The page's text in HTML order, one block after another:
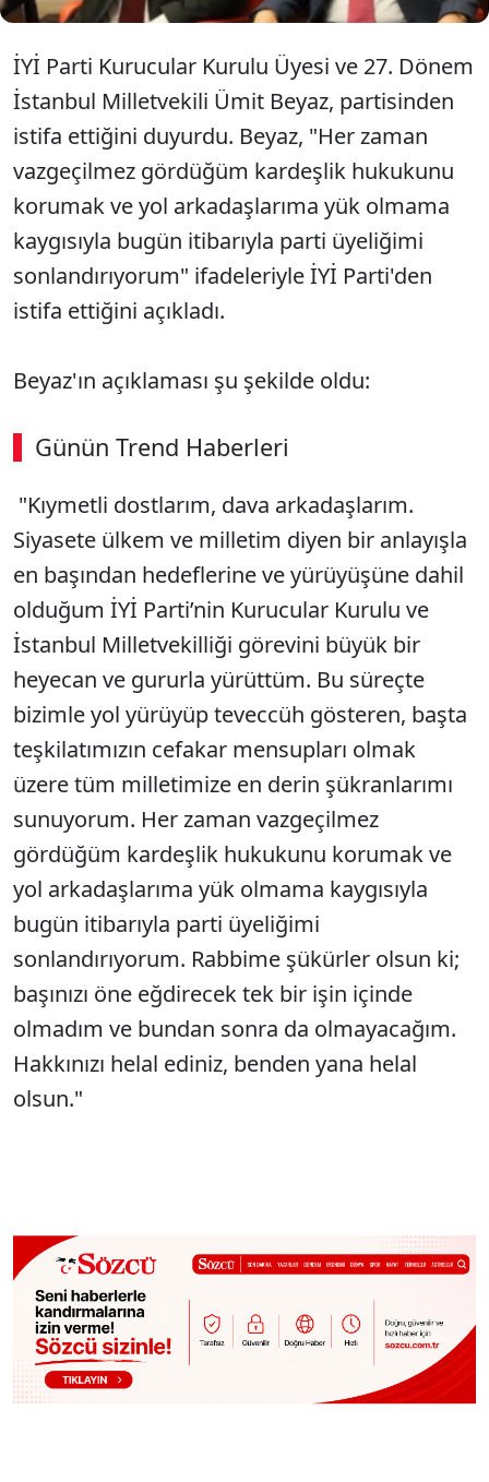
İYİ Parti Kurucular Kurulu Üyesi ve 27. Dönem
İstanbul Milletvekili Ümit Beyaz, partisinden
istifa ettiğini duyurdu. Beyaz, "Her zaman
vazgeçilmez gördüğüm kardeşlik hukukunu
korumak ve yol arkadaşlarıma yük olmama
kaygısıyla bugün itibarıyla parti üyeliğimi
sonlandırıyorum" ifadeleriyle İYİ Parti'den
istifa ettiğini açıkladı.
Beyaz'ın açıklaması şu şekilde oldu:
Günün Trend Haberleri
00:02 / 02:14
Sesi Aç
"Kıymetli dostlarım, dava arkadaşlarım.
Siyasete ülkem ve milletim diyen bir anlayışla
en başından hedeflerine ve yürüyüşüne dahil
olduğum İYİ Parti’nin Kurucular Kurulu ve
İstanbul Milletvekilliği görevini büyük bir
heyecan ve gururla yürüttüm. Bu süreçte
bizimle yol yürüyüp teveccüh gösteren, başta
teşkilatımızın cefakar mensupları olmak
üzere tüm milletimize en derin şükranlarımı
sunuyorum. Her zaman vazgeçilmez
gördüğüm kardeşlik hukukunu korumak ve
yol arkadaşlarıma yük olmama kaygısıyla
bugün itibarıyla parti üyeliğimi
sonlandırıyorum. Rabbime şükürler olsun ki;
başınızı öne eğdirecek tek bir işin içinde
olmadım ve bundan sonra da olmayacağım.
Hakkınızı helal ediniz, benden yana helal
olsun."